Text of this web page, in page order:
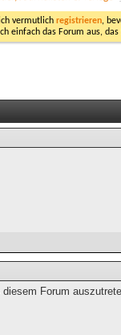
vermutlich registrieren,
einfach das Forum aus,
Forum